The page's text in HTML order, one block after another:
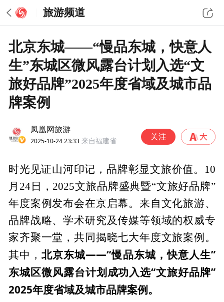
旅游频道
北京东城——“慢品东城，快意人
生”东城区微风露台计划入选“文
旅好品牌”2025年度省域及城市品
牌案例
凤凰网旅游
2025-10-24 23:33 来自福建省
时光见证山河印记，品牌彰显文旅价值。10
月24日，2025文旅品牌盛典暨“文旅好品牌”
年度案例发布会在京启幕。来自文化旅游、
品牌战略、学术研究及传媒等领域的权威专
家齐聚一堂，共同揭晓七大年度文旅案例。
其中，北京东城——“慢品东城，快意人生”
东城区微风露台计划成功入选“文旅好品牌”
2025年度省域及城市品牌案例。